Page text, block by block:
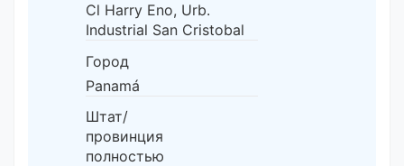
Cl Harry Eno, Urb.
Industrial San Cristobal
Город
Panamá
Штат/
провинция
полностью